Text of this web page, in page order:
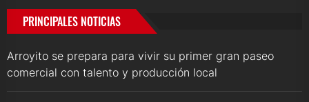
PRINCIPALES NOTICIAS
Arroyito se prepara para vivir su primer gran paseo
comercial con talento y producción local